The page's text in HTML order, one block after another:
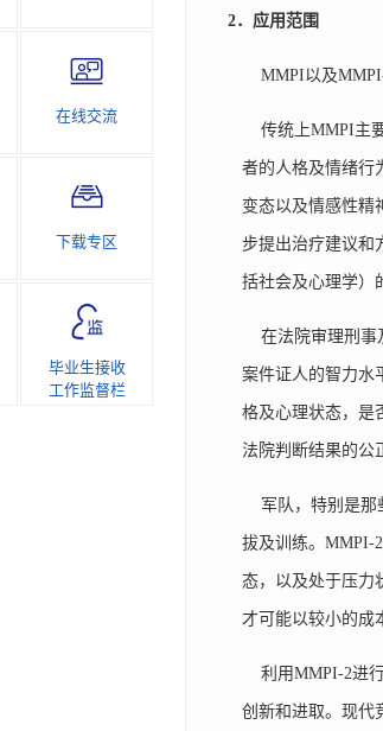
在线交流
下载专区
毕业生接收
工作监督栏
2．应用范围
MMPI以及MMPI-
传统上MMPI主
者的人格及情绪行
变态以及情感性精
步提出治疗建议和
括社会及心理学）
在法院审理刑事
案件证人的智力水
格及心理状态，是
法院判断结果的公
军队，特别是那
拔及训练。MMPI-
态，以及处于压力
才可能以较小的成
利用MMPI-2进行
创新和进取。现代